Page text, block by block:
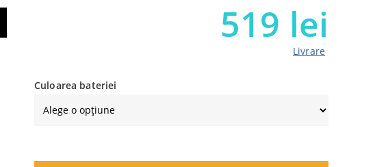
519 lei
Livrare
Culoarea bateriei